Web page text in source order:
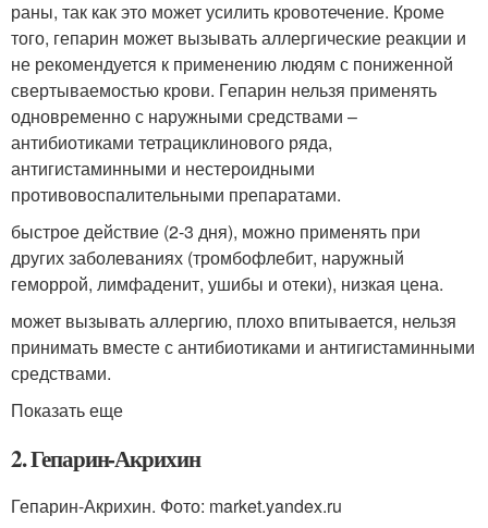
раны, так как это может усилить кровотечение. Кроме
того, гепарин может вызывать аллергические реакции и
не рекомендуется к применению людям с пониженной
свертываемостью крови. Гепарин нельзя применять
одновременно с наружными средствами –
антибиотиками тетрациклинового ряда,
антигистаминными и нестероидными
противовоспалительными препаратами.
быстрое действие (2-3 дня), можно применять при
других заболеваниях (тромбофлебит, наружный
геморрой, лимфаденит, ушибы и отеки), низкая цена.
может вызывать аллергию, плохо впитывается, нельзя
принимать вместе с антибиотиками и антигистаминными
средствами.
Показать еще
2. Гепарин-Акрихин
Гепарин-Акрихин. Фото: market.yandex.ru